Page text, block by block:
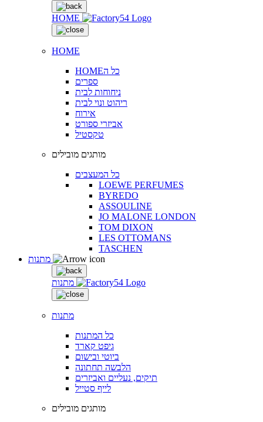
HOME
HOME
HOMEכל ה
ספרים
ניחוחות לבית
ריהוט ונוי לבית
אירוח
אביזרי ספורט
טקסטיל
מותגים מובילים
כל המעצבים
LOEWE PERFUMES
BYREDO
ASSOULINE
JO MALONE LONDON
TOM DIXON
LES OTTOMANS
TASCHEN
מתנות
מתנות
כל המתנות
גיפט קארד
ביוטי ובישום
הלבשה תחתונה
תיקים, נעליים ואביזרים
לייף סטייל
מותגים מובילים